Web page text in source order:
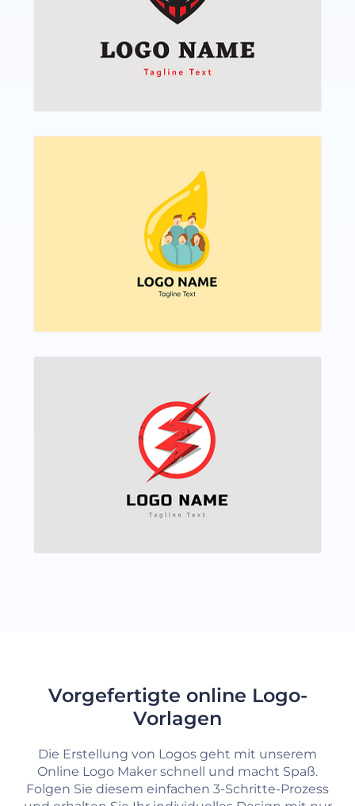
Vorgefertigte online Logo-
Vorlagen
Die Erstellung von Logos geht mit unserem
Online Logo Maker schnell und macht Spaß.
Folgen Sie diesem einfachen 3-Schritte-Prozess